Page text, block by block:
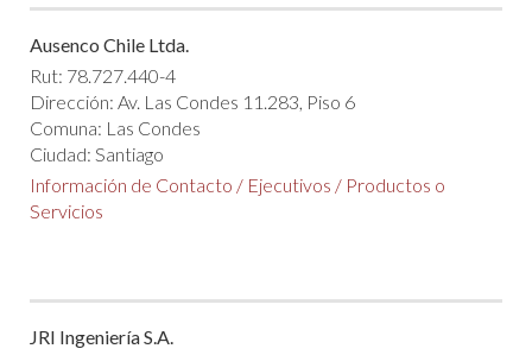
Ausenco Chile Ltda.
Rut: 78.727.440-4
Dirección: Av. Las Condes 11.283, Piso 6
Comuna: Las Condes
Ciudad: Santiago
Información de Contacto / Ejecutivos / Productos o
Servicios
JRI Ingeniería S.A.